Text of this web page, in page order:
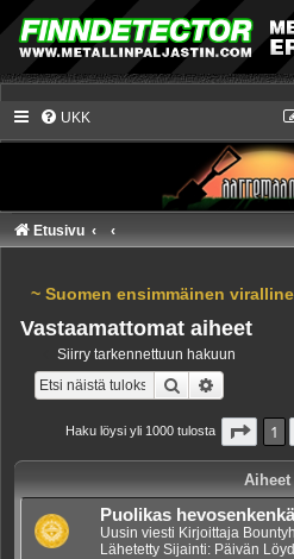
UKK
Etusivu
~ Suomen ensimmäinen
Vastaamattomat aiheet
Siirry tarkennettuun hakuun
Etsi
Haku löysi yli 1000 tulosta Sivu1
Aiheet
Puolikas hevosenkenkä
Uusin viesti Kirjoittaja
Lähetetty Sijainti: Päivän